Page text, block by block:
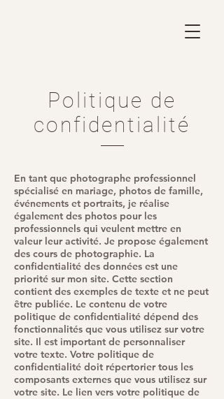
Politique de
confidentialité
En tant que photographe professionnel
spécialisé en mariage, photos de famille,
événements et portraits, je réalise
également des photos pour les
professionnels qui veulent mettre en
valeur leur activité. Je propose également
des cours de photographie. La
confidentialité des données est une
priorité sur mon site. Cette section
contient des exemples de texte et ne peut
être publiée. Le contenu de votre
politique de confidentialité dépend des
fonctionnalités que vous utilisez sur votre
site. Il est important de personnaliser
votre texte. Votre politique de
confidentialité doit répertorier tous les
composants externes que vous utilisez sur
votre site. Le lien vers votre politique de